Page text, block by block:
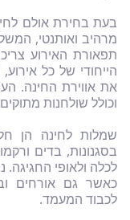
בעת בחירת אולם
מרהיב ואותנטי,
תפאורת האירוע
הייחודי של כל
את אווירת החינה.
וכולל שולחנות
שמלות לחינה הן
בסגנונות, בדים
לכלה ולאופי
כאשר גם אורחים
לכבוד המעמד.